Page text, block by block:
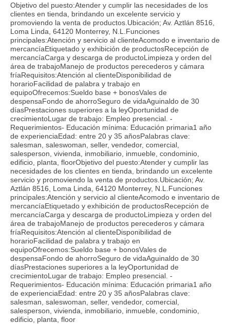
Objetivo del puesto:Atender y cumplir las necesidades de los
clientes en tienda, brindando un excelente servicio y
promoviendo la venta de productos.Ubicación; Av. Aztlán 8516,
Loma Linda, 64120 Monterrey, N.L.Funciones
principales:Atención y servicio al clienteAcomodo e inventario de
mercancíaEtiquetado y exhibición de productosRecepción de
mercancíaCarga y descarga de productoLimpieza y orden del
área de trabajoManejo de productos perecederos y cámara
fríaRequisitos:Atención al clienteDisponibilidad de
horarioFacilidad de palabra y trabajo en
equipoOfrecemos:Sueldo base + bonosVales de
despensaFondo de ahorroSeguro de vidaAguinaldo de 30
díasPrestaciones superiores a la leyOportunidad de
crecimientoLugar de trabajo: Empleo presencial. -
Requerimientos- Educación mínima: Educación primaria1 año
de experienciaEdad: entre 20 y 35 añosPalabras clave:
salesman, saleswoman, seller, vendedor, comercial,
salesperson, vivienda, inmobiliario, inmueble, condominio,
edificio, planta, floorObjetivo del puesto:Atender y cumplir las
necesidades de los clientes en tienda, brindando un excelente
servicio y promoviendo la venta de productos.Ubicación; Av.
Aztlán 8516, Loma Linda, 64120 Monterrey, N.L.Funciones
principales:Atención y servicio al clienteAcomodo e inventario de
mercancíaEtiquetado y exhibición de productosRecepción de
mercancíaCarga y descarga de productoLimpieza y orden del
área de trabajoManejo de productos perecederos y cámara
fríaRequisitos:Atención al clienteDisponibilidad de
horarioFacilidad de palabra y trabajo en
equipoOfrecemos:Sueldo base + bonosVales de
despensaFondo de ahorroSeguro de vidaAguinaldo de 30
díasPrestaciones superiores a la leyOportunidad de
crecimientoLugar de trabajo: Empleo presencial. -
Requerimientos- Educación mínima: Educación primaria1 año
de experienciaEdad: entre 20 y 35 añosPalabras clave:
salesman, saleswoman, seller, vendedor, comercial,
salesperson, vivienda, inmobiliario, inmueble, condominio,
edificio, planta, floor